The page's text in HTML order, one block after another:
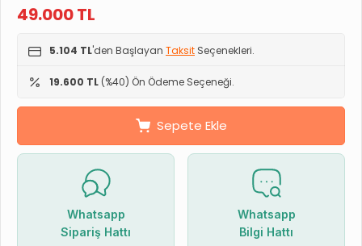
49.000TL
5.104 TL'den Başlayan Taksit Seçenekleri.
19.600 TL (%40) Ön Ödeme Seçeneği.
Sepete Ekle
Whatsapp
Sipariş Hattı
Whatsapp
Bilgi Hattı